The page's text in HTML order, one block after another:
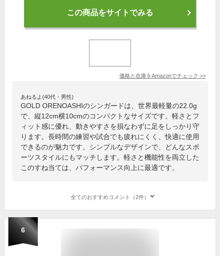
この商品をサイトでみる
価格と在庫をAmazonでチェック >>
あねるよ(40代・男性)
GOLD ORENOASHIのシンガードは、世界最軽量の22.0g
で、縦12cm横10cmのコンパクトなサイズです。軽さとフ
ィット感に優れ、動きやすさを損なわずに足をしっかり守
ります。長時間の練習や試合でも疲れにくく、快適に使用
できるのが魅力です。シンプルなデザインで、どんなスポ
ーツスタイルにもマッチします。軽さと機能性を両立した
このすね当ては、パフォーマンス向上に最適です。
全てのおすすめコメント（2件）
6